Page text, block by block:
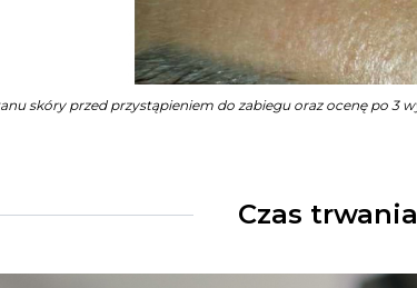
skóry przed przystąpieniem do zabiegu oraz ocenę po
Czas